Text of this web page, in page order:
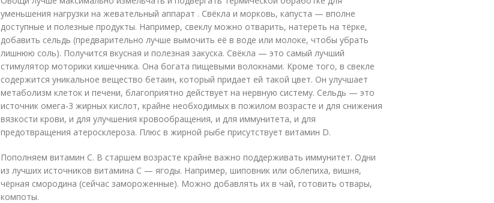
уменьшения нагрузки на жевательный аппарат . Свёкла и морковь, капуста — вполне
доступные и полезные продукты. Например, свеклу можно отварить, натереть на тёрке,
добавить сельдь (предварительно лучше вымочить её в воде или молоке, чтобы убрать
лишнюю соль). Получится вкусная и полезная закуска. Свёкла — это самый лучший
стимулятор моторики кишечника. Она богата пищевыми волокнами. Кроме того, в свекле
содержится уникальное вещество бетаин, который придает ей такой цвет. Он улучшает
метаболизм клеток и печени, благоприятно действует на нервную систему. Сельдь — это
источник омега-3 жирных кислот, крайне необходимых в пожилом возрасте и для снижения
вязкости крови, и для улучшения кровообращения, и для иммунитета, и для
предотвращения атеросклероза. Плюс в жирной рыбе присутствует витамин D.
Пополняем витамин С. В старшем возрасте крайне важно поддерживать иммунитет. Одни
из лучших источников витамина С — ягоды. Например, шиповник или облепиха, вишня,
чёрная смородина (сейчас замороженные). Можно добавлять их в чай, готовить отвары,
компоты.